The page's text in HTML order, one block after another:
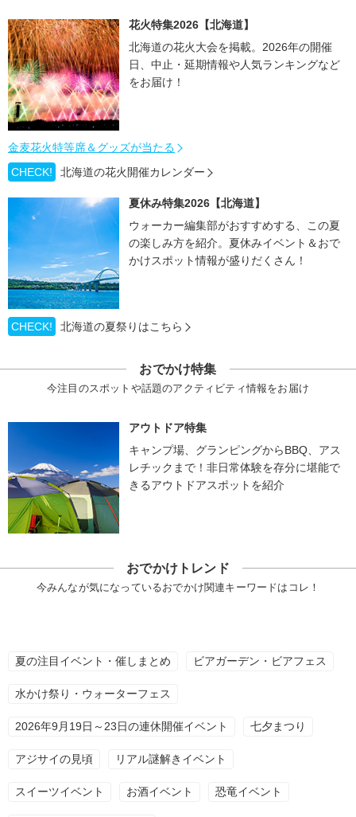
花火特集2026【北海道】
北海道の花火大会を掲載。2026年の開催
日、中止・延期情報や人気ランキングなど
をお届け！
金麦花火特等席＆グッズが当たる
CHECK!
北海道の花火開催カレンダー
夏休み特集2026【北海道】
ウォーカー編集部がおすすめする、この夏
の楽しみ方を紹介。夏休みイベント＆おで
かけスポット情報が盛りだくさん！
CHECK! 北海道の夏祭りはこちら
おでかけ特集
今注目のスポットや話題のアクティビティ情報をお届け
アウトドア特集
キャンプ場、グランピングからBBQ、アス
レチックまで！非日常体験を存分に堪能で
きるアウトドアスポットを紹介
おでかけトレンド
今みんなが気になっているおでかけ関連キーワードはコレ！
夏の注目イベント・催しまとめ ビアガーデン・ビアフェス
水かけ祭り・ウォーターフェス
2026年9月19日～23日の連休開催イベント 七夕まつり
アジサイの見頃 リアル謎解きイベント
スイーツイベント お酒イベント 恐竜イベント